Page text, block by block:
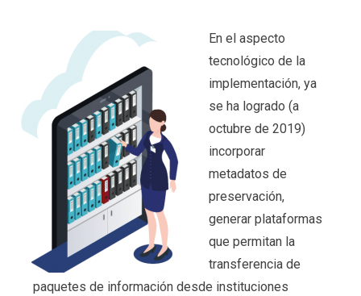
En el aspecto
tecnológico de la
implementación, ya
se ha logrado (a
octubre de 2019)
incorporar
metadatos de
preservación,
generar plataformas
que permitan la
transferencia de
paquetes de información desde instituciones